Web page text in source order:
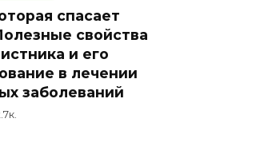
спасает
свойства
и его
в лечении
заболеваний